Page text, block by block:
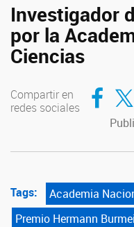
Investigador
por la
Ciencias
Compartir en
redes sociales
Compartir
Tags:
Academia
Premio Hermann